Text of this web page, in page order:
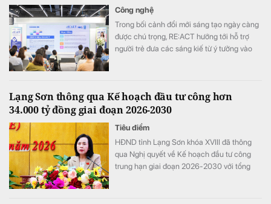
Công nghệ
Trong bối cảnh đổi mới sáng tạo ngày càng
được chú trọng, RE:ACT hướng tới hỗ trợ
người trẻ đưa các sáng kiế từ ý tưởng vào
Lạng Sơn thông qua Kế hoạch đầu tư công hơn
34.000 tỷ đồng giai đoạn 2026-2030
Tiêu điểm
HĐND tỉnh Lạng Sơn khóa XVIII đã thông
qua Nghị quyết về Kế hoạch đầu tư công
trung hạn giai đoạn 2026-2030 với tổng